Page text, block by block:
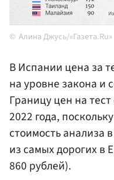
Алина Джусь/«Газета.Ru»
В Испании цена за
на уровне закона и
Границу цен на
2022 года,
стоимость анализа
из самых дорогих в
860 рублей).